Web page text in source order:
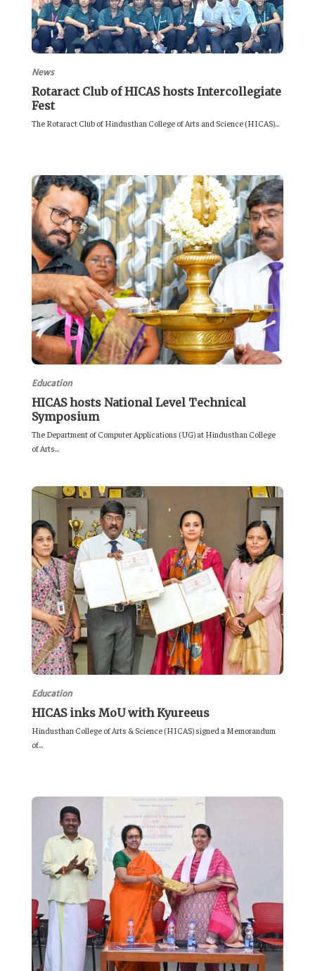
News
Rotaract Club of HICAS hosts Intercollegiate
Fest
The Rotaract Club of Hindusthan College of Arts and Science (HICAS)...
Education
HICAS hosts National Level Technical
Symposium
The Department of Computer Applications (UG) at Hindusthan College
of Arts...
Education
HICAS inks MoU with Kyureeus
Hindusthan College of Arts & Science (HICAS) signed a Memorandum
of...